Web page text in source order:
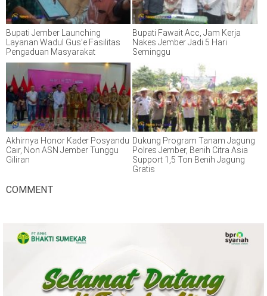
Bupati Jember Launching
Layanan Wadul Gus’e Fasilitas
Pengaduan Masyarakat
Bupati Fawait Acc, Jam Kerja
Nakes Jember Jadi 5 Hari
Seminggu
Akhirnya Honor Kader Posyandu
Cair, Non ASN Jember Tunggu
Giliran
Dukung Program Tanam Jagung
Polres Jember, Benih Citra Asia
Support 1,5 Ton Benih Jagung
Gratis
COMMENT